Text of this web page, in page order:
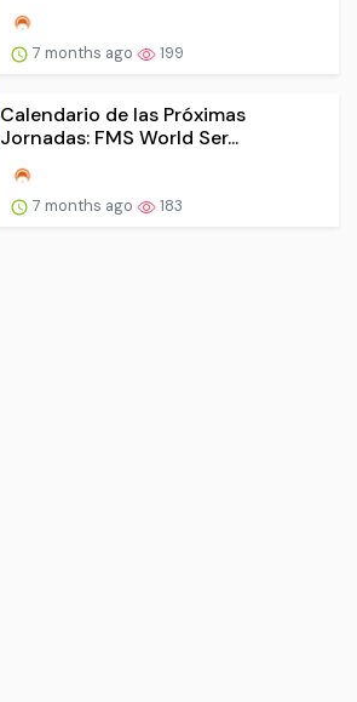
7 months ago 199
Calendario de las Próximas
Jornadas: FMS World Ser...
7 months ago 183